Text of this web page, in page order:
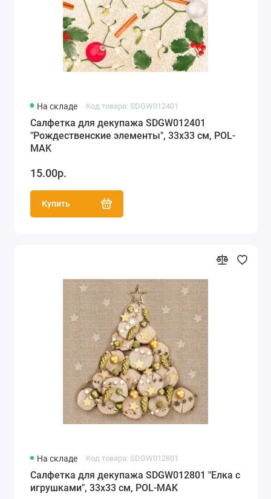
На складе Код товара: SDGW012401
Салфетка для декупажа SDGW012401
"Рождественские элементы", 33х33 см, POL-
MAK
15.00р.
Купить
На складе Код товара: SDGW012801
Салфетка для декупажа SDGW012801 "Елка с
игрушками", 33х33 см, POL-MAK